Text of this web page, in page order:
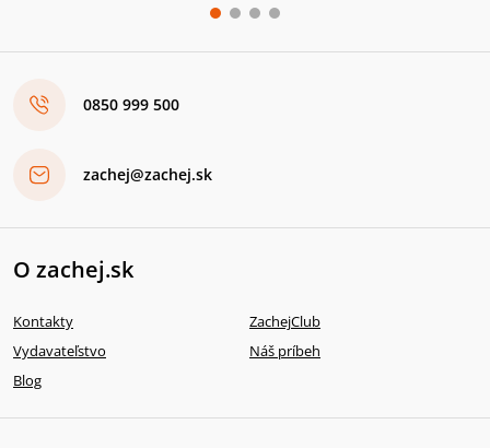
0850 999 500
zachej@zachej.sk
O zachej.sk
Kontakty
ZachejClub
Vydavateľstvo
Náš príbeh
Blog